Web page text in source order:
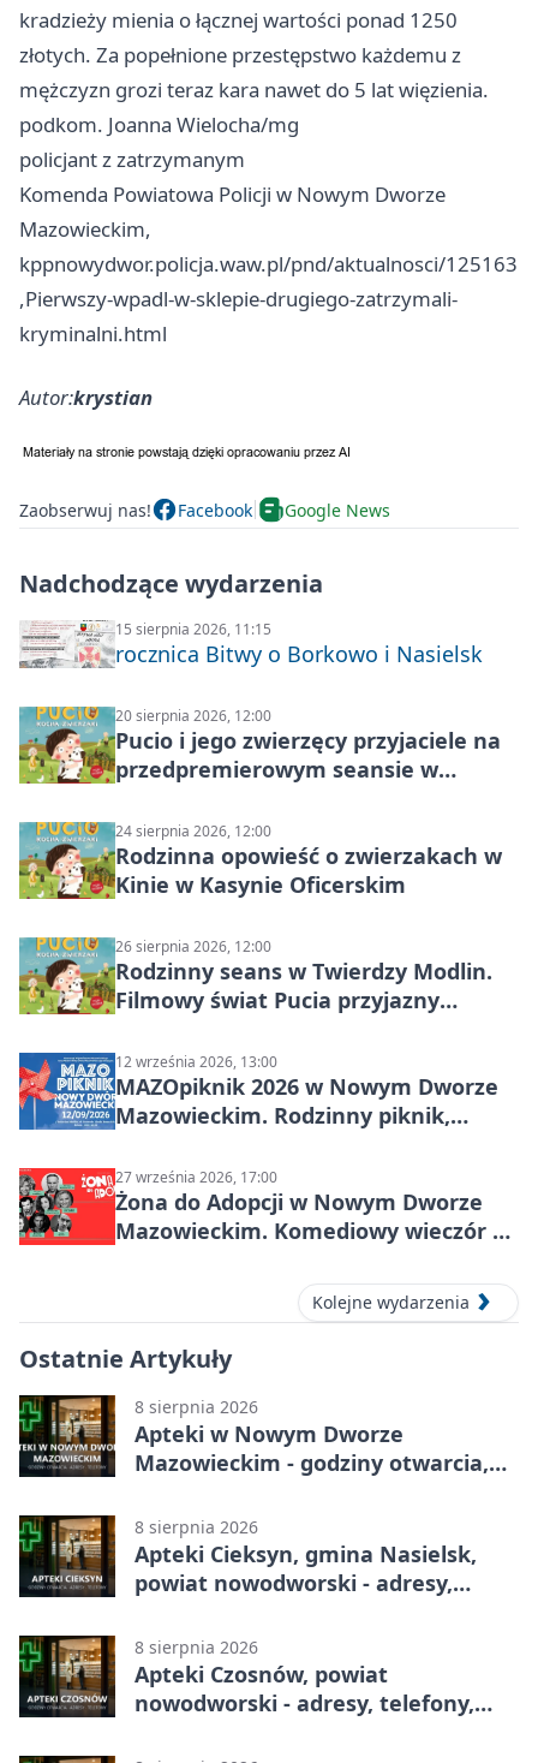
kradzieży mienia o łącznej wartości ponad 1250
złotych. Za popełnione przestępstwo każdemu z
mężczyzn grozi teraz kara nawet do 5 lat więzienia.
podkom. Joanna Wielocha/mg
policjant z zatrzymanym
Komenda Powiatowa Policji w Nowym Dworze
Mazowieckim,
kppnowydwor.policja.waw.pl/pnd/aktualnosci/125163
,Pierwszy-wpadl-w-sklepie-drugiego-zatrzymali-
kryminalni.html
Autor:krystian
Zaobserwuj nas! Facebook Google News
Nadchodzące wydarzenia
15 sierpnia 2026, 11:15
rocznica Bitwy o Borkowo i Nasielsk
20 sierpnia 2026, 12:00
Pucio i jego zwierzęcy przyjaciele na
przedpremierowym seansie w
24 sierpnia 2026, 12:00
Rodzinna opowieść o zwierzakach w
Kinie w Kasynie Oficerskim
26 sierpnia 2026, 12:00
Rodzinny seans w Twierdzy Modlin.
Filmowy świat Pucia przyjazny
12 września 2026, 13:00
MAZOpiknik 2026 w Nowym Dworze
Mazowieckim. Rodzinny piknik,
27 września 2026, 17:00
Żona do Adopcji w Nowym Dworze
Mazowieckim. Komediowy wieczór w
Kolejne wydarzenia
Ostatnie Artykuły
8 sierpnia 2026
Apteki w Nowym Dworze
Mazowieckim - godziny otwarcia,
8 sierpnia 2026
Apteki Cieksyn, gmina Nasielsk,
powiat nowodworski - adresy,
8 sierpnia 2026
Apteki Czosnów, powiat
nowodworski - adresy, telefony,